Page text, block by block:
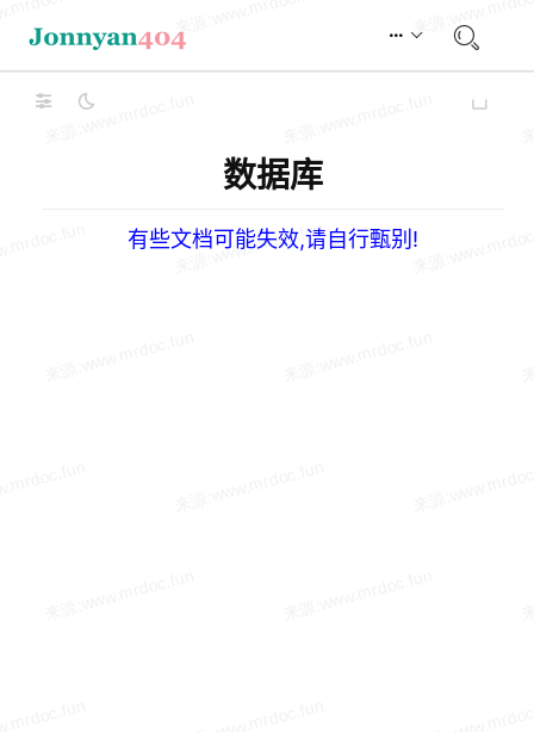
数据库
有些文档可能失效,请自行甄别!